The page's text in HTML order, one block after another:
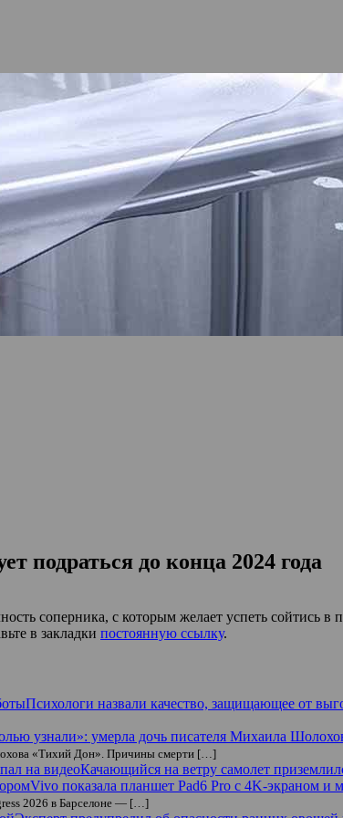
подраться до конца 2024 года
соперника, с которым желает успеть сойтись в
в закладки постоянную ссылку.
Психологи назвали качество, защищающее от
узнали»: умерла дочь писателя Михаила
«Тихий Дон». Причины смерти […]
Качающийся на ветру самолет
Vivo показала планшет Pad6 Pro с 4K-экраном
2026 в Барселоне — […]